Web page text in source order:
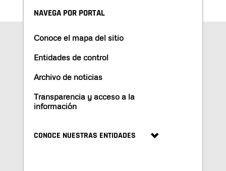
NAVEGA POR PORTAL
Conoce el mapa del sitio
Entidades de control
Archivo de noticias
Transparencia y acceso a la
información
CONOCE NUESTRAS ENTIDADES